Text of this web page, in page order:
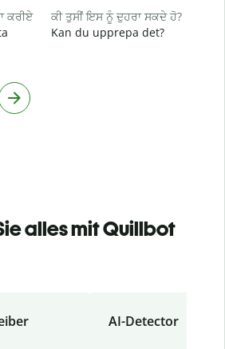
ਕਰੀਏ
ਕੀ ਤੁਸੀਂ ਇਸ ਨੂੰ ਦੁਹਰਾ ਸਕਦੇ ਹੋ?
Kan du upprepa det?
alles mit Quillbot
AI-Detector